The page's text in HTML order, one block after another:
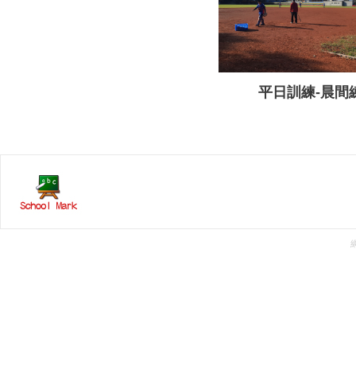
平日訓練-晨間